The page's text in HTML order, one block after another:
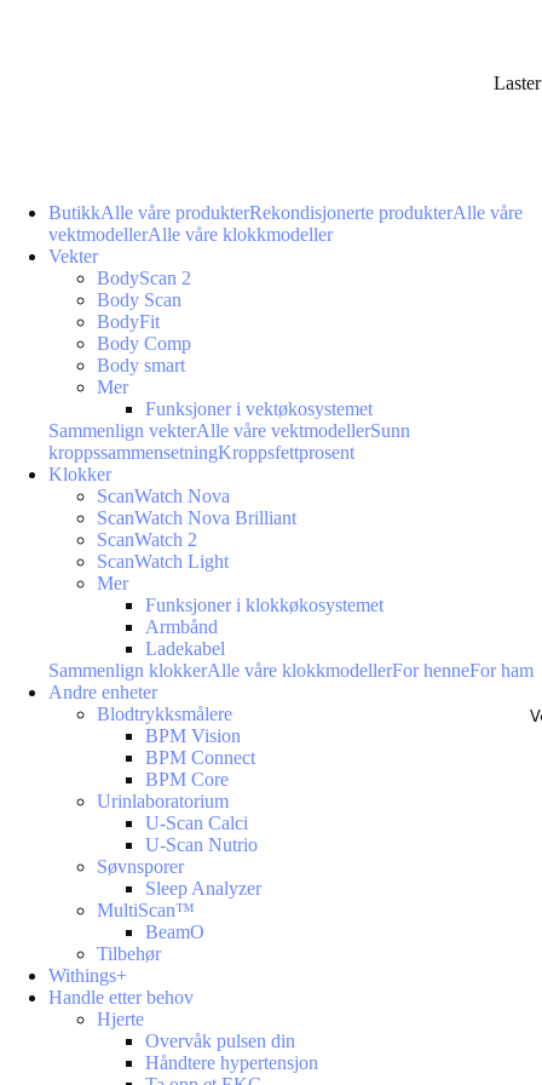
ButikkAlle våre produkterRekondisjonerte produkterAlle våre
vektmodellerAlle våre klokkmodeller
Vekter
BodyScan 2
Body Scan
BodyFit
Body Comp
Body smart
Mer
Funksjoner i vektøkosystemet
Sammenlign vekterAlle våre vektmodellerSunn
kroppssammensetningKroppsfettprosent
Klokker
ScanWatch Nova
ScanWatch Nova Brilliant
ScanWatch 2
ScanWatch Light
Mer
Funksjoner i klokkøkosystemet
Armbånd
Ladekabel
Sammenlign klokkerAlle våre klokkmodellerFor henneFor ham
Andre enheter
Blodtrykksmålere
BPM Vision
BPM Connect
BPM Core
Urinlaboratorium
U-Scan Calci
U-Scan Nutrio
Søvnsporer
Sleep Analyzer
MultiScan™
BeamO
Tilbehør
Withings+
Handle etter behov
Hjerte
Overvåk pulsen din
Håndtere hypertensjon